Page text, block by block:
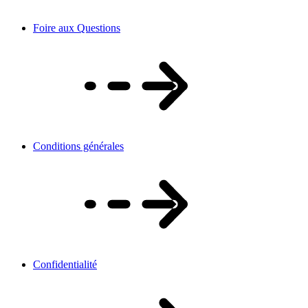
Foire aux Questions
Conditions générales
Confidentialité